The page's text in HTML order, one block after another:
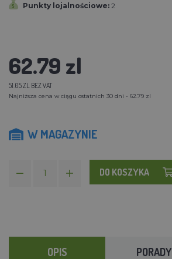
Punkty lojalnościowe: 2
62.79 zl
51.05 ZL BEZ VAT
Najniższa cena w ciągu ostatnich 30 dni - 62.79 zl
W MAGAZYNIE
DO KOSZYKA
OPIS PORADY